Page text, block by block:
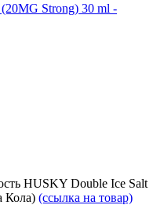
Strong) 30 ml -
HUSKY Double Ice Salt
Кола) (ссылка на товар)